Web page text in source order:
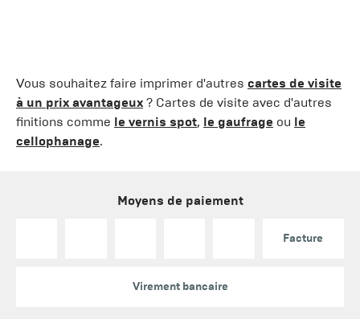
Vous souhaitez faire imprimer d'autres cartes de visite
à un prix avantageux ? Cartes de visite avec d'autres
finitions comme le vernis spot, le gaufrage ou le
cellophanage.
Moyens de paiement
Facture
Virement bancaire